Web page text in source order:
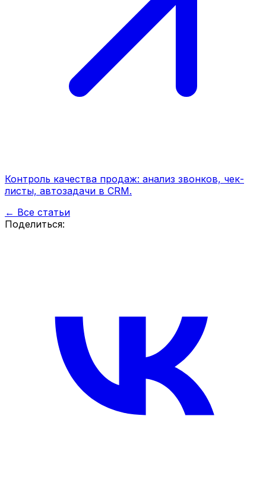
Контроль качества продаж: анализ звонков, чек-
листы, автозадачи в CRM.
← Все статьи
Поделиться: